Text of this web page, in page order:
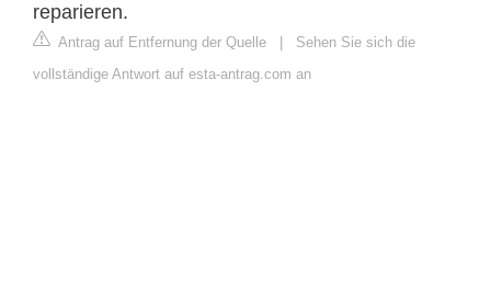
reparieren.
Antrag auf Entfernung der Quelle
Sehen Sie sich die
vollständige Antwort auf esta-antrag.com an